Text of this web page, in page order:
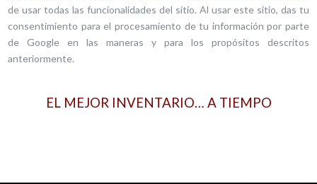
de usar todas las funcionalidades del sitio. Al usar este sitio, das tu
consentimiento para el procesamiento de tu información por parte
de Google en las maneras y para los propósitos descritos
anteriormente.
EL MEJOR INVENTARIO… A TIEMPO